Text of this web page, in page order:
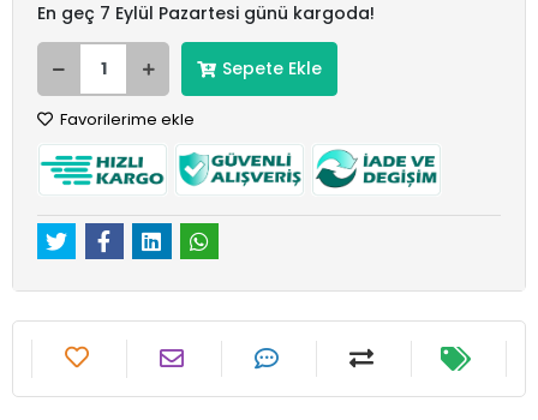
En geç 7 Eylül Pazartesi günü kargoda!
Sepete Ekle
Favorilerime ekle